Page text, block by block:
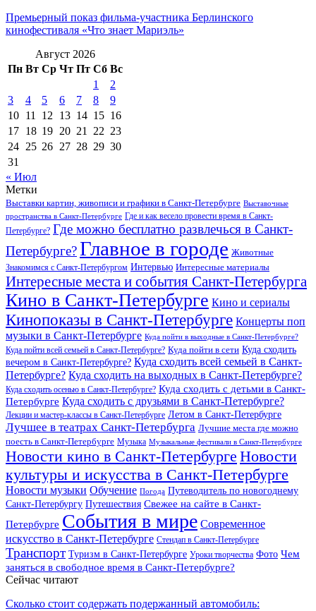
Премьерный показ фильма-участника Берлинского
кинофестиваля «Что знает Мариэль»
Август 2026
Пн Вт Ср Чт Пт Сб Вс
1
2
3
4 5 6 7 8
9
10 11 12 13 14 15 16
17 18 19 20 21 22 23
24 25 26 27 28 29 30
31
« Июл
Метки
Выставки картин, живописи и графики в Санкт-Петербурге Выставочные
пространства в Санкт-Петербурге Где и как весело провести время в Санкт-
Петербурге? Где можно бесплатно развлечься в Санкт-
Петербурге?Главное в городе Животные
Знакомимся с Санкт-Петербургом Интервью Интересные материалы
Интересные места и события Санкт-Петербурга
Кино в Санкт-Петербурге Кино и сериалы
Кинопоказы в Санкт-Петербурге Концерты поп
музыки в Санкт-Петербурге Куда пойти в выходные в Санкт-Петербурге?
Куда пойти всей семьей в Санкт-Петербурге? Куда пойти в сети Куда сходить
вечером в Санкт-Петербурге? Куда сходить всей семьей в Санкт-
Петербурге? Куда сходить на выходных в Санкт-Петербурге?
Куда сходить осенью в Санкт-Петербурге? Куда сходить с детьми в Санкт-
Петербурге Куда сходить с друзьями в Санкт-Петербурге?
Лекции и мастер-классы в Санкт-Петербурге Летом в Санкт-Петербурге
Лучшее в театрах Санкт-Петербурга Лучшие места где можно
поесть в Санкт-Петербурге Музыка Музыкальные фестивали в Санкт-Петербурге
Новости кино в Санкт-Петербурге Новости
культуры и искусства в Санкт-Петербурге
Новости музыки Обучение Погода Путеводитель по новогоднему
Санкт-Петербургу Путешествия Свежее на сайте в Санкт-
Петербурге События в мире Современное
искусство в Санкт-Петербурге Стендап в Санкт-Петербурге
Транспорт Туризм в Санкт-Петербурге Уроки творчества Фото Чем
заняться в свободное время в Санкт-Петербурге?
Сейчас читают
Сколько стоит содержать подержанный автомобиль: